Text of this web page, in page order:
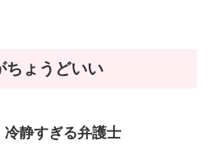
ちょうどいい
静すぎる弁護士